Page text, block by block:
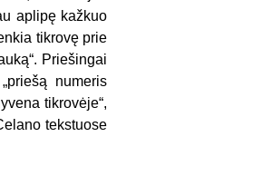
aplipę kažkuo
tikrovę prie
Priešingai
numeris
tikrovėje“,
tekstuose